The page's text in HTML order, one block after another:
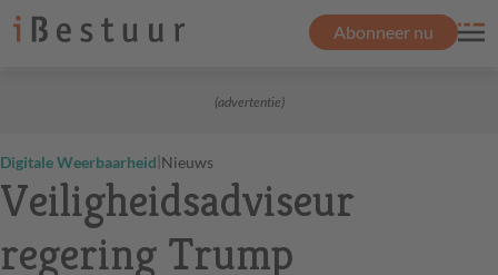
Abonneer nu
(advertentie)
Digitale Weerbaarheid|Nieuws
Veiligheidsadviseur
regering Trump